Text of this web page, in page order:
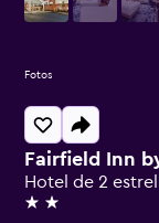
Fairfield Inn
Hotel de 2
2 estrellas
Fotos